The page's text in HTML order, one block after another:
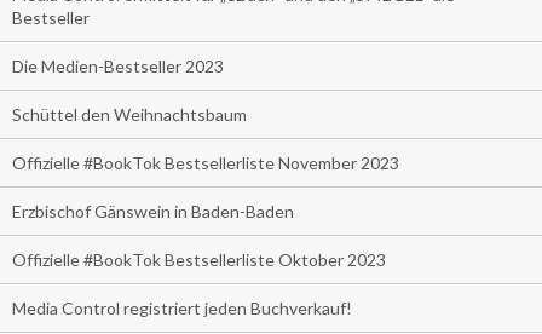
Bestseller
Die Medien-Bestseller 2023
Schüttel den Weihnachtsbaum
Offizielle #BookTok Bestsellerliste November 2023
Erzbischof Gänswein in Baden-Baden
Offizielle #BookTok Bestsellerliste Oktober 2023
Media Control registriert jeden Buchverkauf!